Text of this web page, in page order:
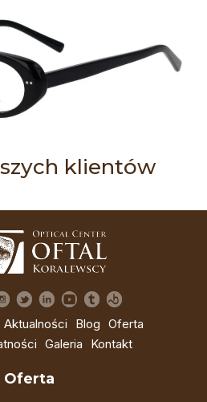
klientów
Aktualności Blog Oferta
Galeria Kontakt
Oferta